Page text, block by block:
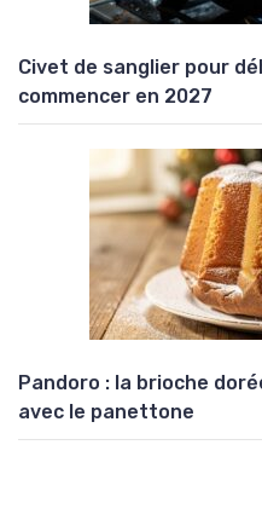
Civet de sanglier pour
commencer en 2027
Pandoro : la brioche
avec le panettone